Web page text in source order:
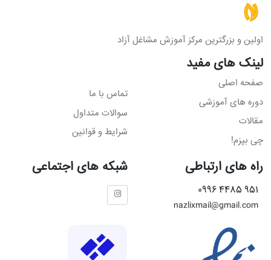
اولین و بزرگترین مرکز آموزش مشاغل آزاد
لینک های مفید
صفحه اصلی
دوره های آموزشی
مقالات
چی بپزم!
تماس با ما
سوالات متداول
شرایط و قوانین
راه های ارتباطی
951 4485 0996
nazlixmail@gmail.com
شبکه های اجتماعی